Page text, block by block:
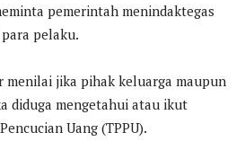
pemerintah menindaktegas
pelaku.
menilai jika pihak keluarga maupun
diduga mengetahui atau ikut
Uang (TPPU).